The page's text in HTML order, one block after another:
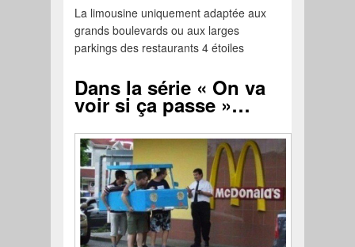
La limousine uniquement adaptée aux
grands boulevards ou aux larges
parkings des restaurants 4 étoiles
Dans la série « On va
voir si ça passe »…